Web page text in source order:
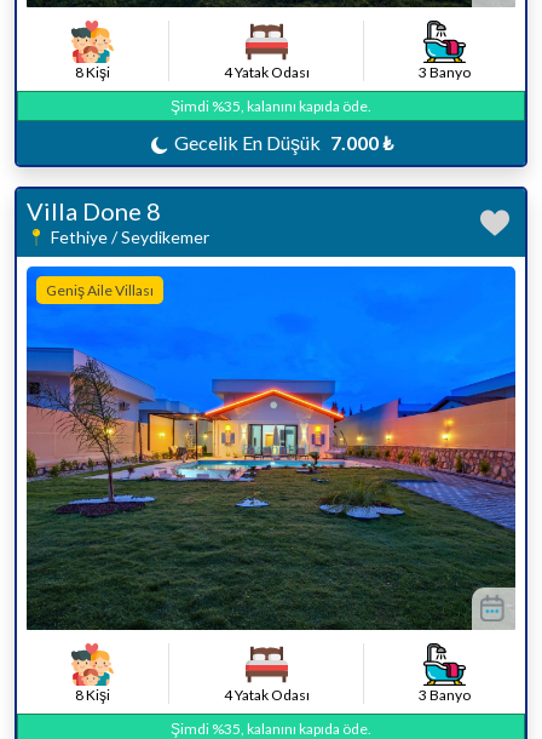
8 Kişi 4 Yatak Odası
3 Banyo
Şimdi %35, kalanını kapıda öde.
Gecelik En Düşük 7.000 ₺
Villa Done 8
Fethiye / Seydikemer
Geniş Aile Villası
8 Kişi 4 Yatak Odası
3 Banyo
Şimdi %35, kalanını kapıda öde.